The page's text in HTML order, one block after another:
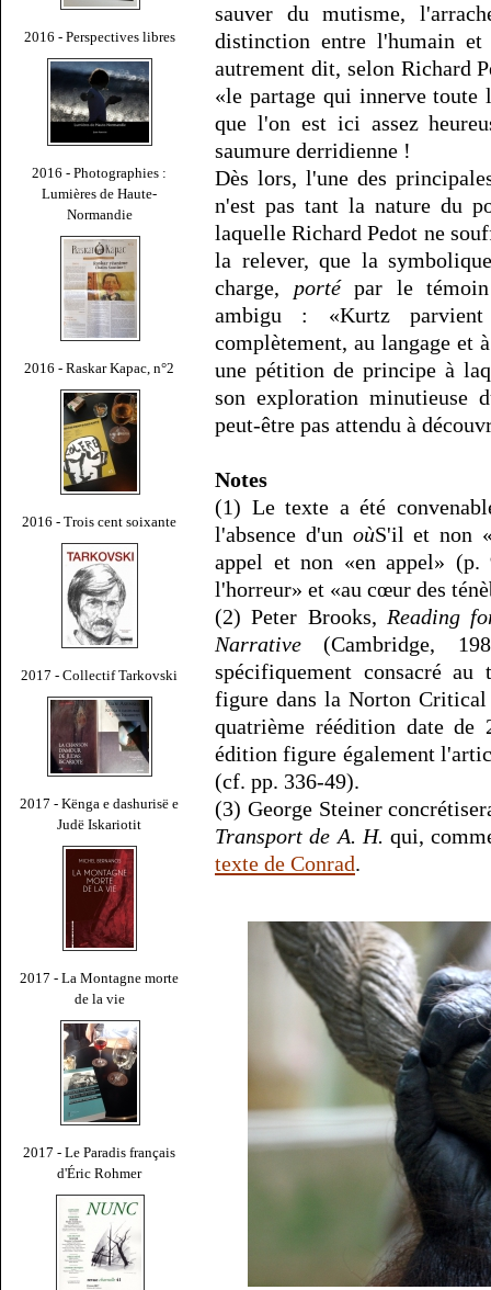
2016 - Perspectives libres
2016 - Photographies :
Lumières de Haute-
Normandie
2016 - Raskar Kapac, n°2
2016 - Trois cent soixante
2017 - Collectif Tarkovski
2017 - Kënga e dashurisë e
Judë Iskariotit
2017 - La Montagne morte
de la vie
2017 - Le Paradis français
d'Éric Rohmer
sauver du mutisme,
distinction entre l'humain
autrement dit, selon Richard
«le partage qui innerve toute
que l'on est ici assez
saumure derridienne !
Dès lors, l'une des
n'est pas tant la nature du
laquelle Richard Pedot ne
la relever, que la
charge, portépar le témoin
ambigu : «Kurtz
complètement, au langage et
une pétition de principe à
son exploration minutieuse
peut-être pas attendu à
Notes
(1) Le texte a été
l'absence d'un oùS'il et non
appel et non «en appel»
l'horreur» et «au cœur des
(2) Peter Brooks, Reading
Narrative (Cambridge,
spécifiquement consacré au
figure dans la Norton
quatrième réédition date de
édition figure également
(cf. pp. 336-49).
(3) George Steiner
Transport de A. H. qui,
texte de Conrad.